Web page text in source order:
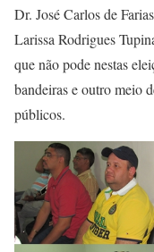
Dr. José Carlos de
Larissa Rodrigues
que não pode nestas
bandeiras e outro meio
públicos.